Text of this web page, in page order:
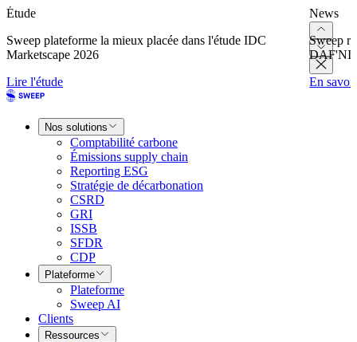
Étude
Sweep plateforme la mieux placée dans l'étude IDC
Marketscape 2026
Lire l'étude
News
Sweep
En
Nos solutions
Comptabilité carbone
Émissions supply chain
Reporting ESG
Stratégie de décarbonation
CSRD
GRI
ISSB
SFDR
CDP
Plateforme
Plateforme
Sweep AI
Clients
Ressources